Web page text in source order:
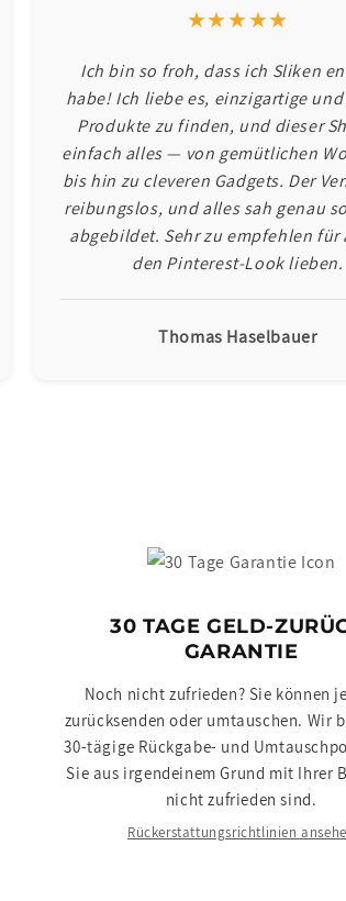
★★★★★
Ich bin so froh, dass ich Sliken
habe! Ich liebe es, einzigartige
Produkte zu finden, und dieser
einfach alles — von gemütlichen
bis hin zu cleveren Gadgets. Der
reibungslos, und alles sah genau
abgebildet. Sehr zu empfehlen für
den Pinterest-Look lieben.
Thomas Haselbauer
30 TAGE GELD-
GARANTIE
Noch nicht zufrieden? Sie können
zurücksenden oder umtauschen. Wir
30-tägige Rückgabe- und
Sie aus irgendeinem Grund mit Ihrer
nicht zufrieden sind.
Rückerstattungsrichtlinien